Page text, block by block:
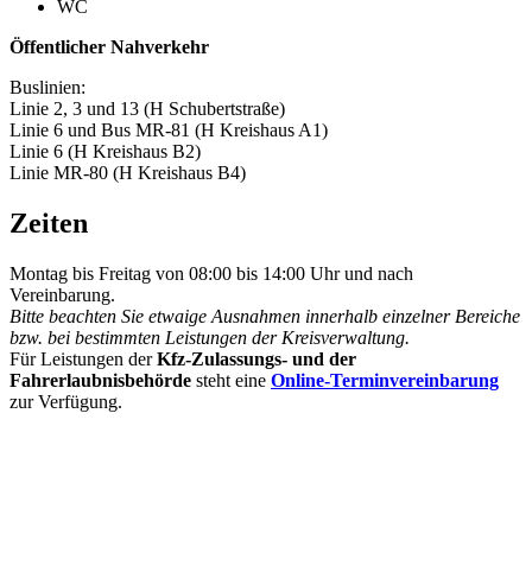
WC
Öffentlicher Nahverkehr
Buslinien:
Linie 2, 3 und 13 (H Schubertstraße)
Linie 6 und Bus MR-81 (H Kreishaus A1)
Linie 6 (H Kreishaus B2)
Linie MR-80 (H Kreishaus B4)
Zeiten
Montag bis Freitag von 08:00 bis 14:00 Uhr und nach
Vereinbarung.
Bitte beachten Sie etwaige Ausnahmen innerhalb einzelner Bereiche
bzw. bei bestimmten Leistungen der Kreisverwaltung.
Für Leistungen derKfz-Zulassungs- und der
Fahrerlaubnisbehörde steht eine Online-Terminvereinbarung
zur Verfügung.